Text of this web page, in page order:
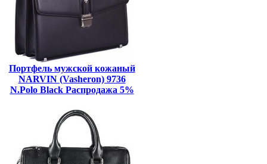
Портфель мужской кожаный
NARVIN (Vasheron) 9736
N.Polo Black Распродажа 5%